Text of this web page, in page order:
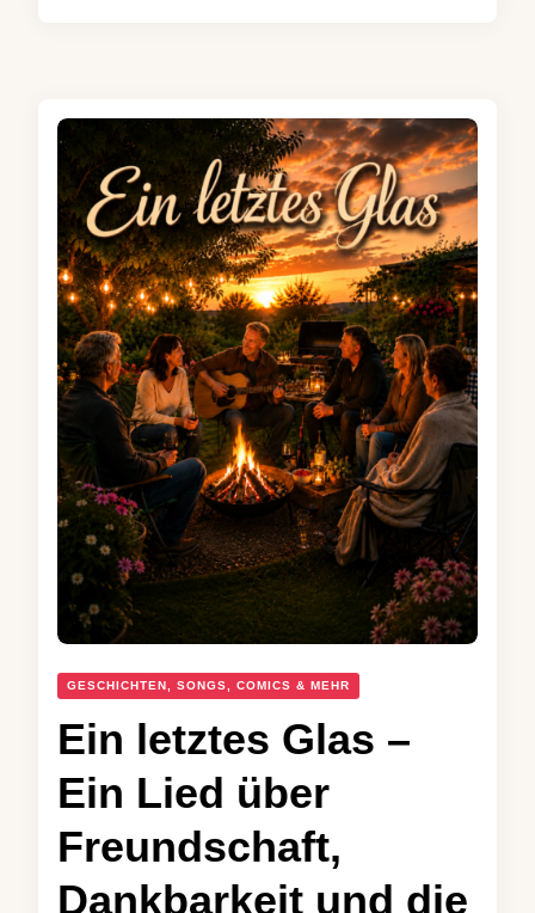
GESCHICHTEN, SONGS, COMICS & MEHR
Ein letztes Glas –
Ein Lied über
Freundschaft,
Dankbarkeit und die